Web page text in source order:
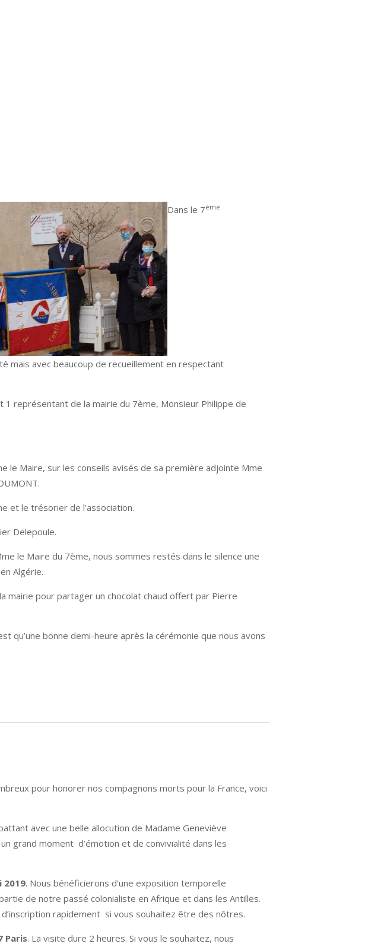
Dans le 7ème
mais avec beaucoup de recueillement en respectant
représentant de la mairie du 7ème, Monsieur Philippe de
le Maire, sur les conseils avisés de sa première adjointe Mme
et le trésorier de l’association.
Delepoule.
le Maire du 7ème, nous sommes restés dans le silence une
Algérie.
mairie pour partager un chocolat chaud offert par Pierre
qu’une bonne demi-heure après la cérémonie que nous avons
pour honorer nos compagnons morts pour la France, voici
avec une belle allocution de Madame Geneviève
grand moment d’émotion et de convivialité dans les
2019. Nous bénéficierons d’une exposition temporelle
de notre passé colonialiste en Afrique et dans les Antilles.
rapidement si vous souhaitez être des nôtres.
Paris. La visite dure 2 heures. Si vous le souhaitez, nous